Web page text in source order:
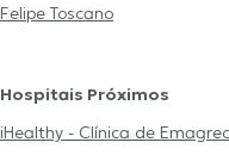
Felipe Toscano
Hospitais Próximos
iHealthy - Clínica de